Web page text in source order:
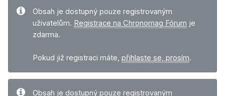
Obsah je dostupný pouze registrovaným
uživatelům. Registrace na Chronomag Fórum je
zdarma.
Pokud již registraci máte, přihlaste se, prosím.
Obsah je dostupný pouze registrovaným